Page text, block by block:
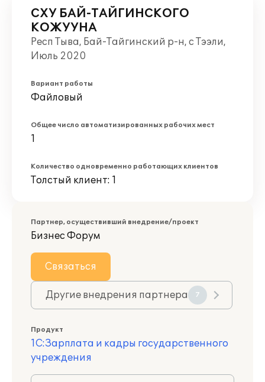
СХУ БАЙ-ТАЙГИНСКОГО
КОЖУУНА
Респ Тыва, Бай-Тайгинский р-н, с Тээли,
Июль 2020
Вариант работы
Файловый
Общее число автоматизированных рабочих мест
1
Количество одновременно работающих клиентов
Толстый клиент: 1
Партнер, осуществивший внедрение/проект
Бизнес Форум
Связаться
Другие внедрения партнера 7
Продукт
1С:Зарплата и кадры государственного
учреждения